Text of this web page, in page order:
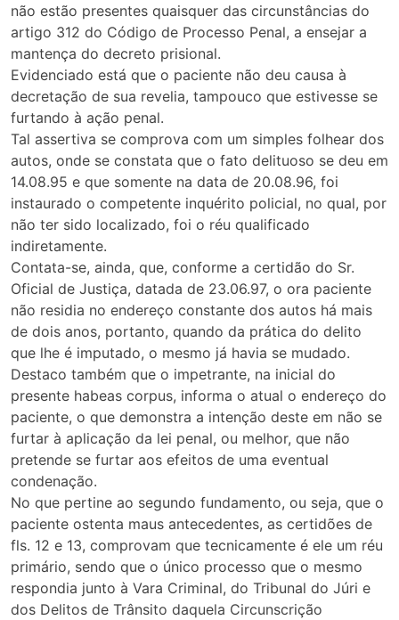
não estão presentes quaisquer das circunstâncias do
artigo 312 do Código de Processo Penal, a ensejar a
mantença do decreto prisional.
Evidenciado está que o paciente não deu causa à
decretação de sua revelia, tampouco que estivesse se
furtando à ação penal.
Tal assertiva se comprova com um simples folhear dos
autos, onde se constata que o fato delituoso se deu em
14.08.95 e que somente na data de 20.08.96, foi
instaurado o competente inquérito policial, no qual, por
não ter sido localizado, foi o réu qualificado
indiretamente.
Contata-se, ainda, que, conforme a certidão do Sr.
Oficial de Justiça, datada de 23.06.97, o ora paciente
não residia no endereço constante dos autos há mais
de dois anos, portanto, quando da prática do delito
que lhe é imputado, o mesmo já havia se mudado.
Destaco também que o impetrante, na inicial do
presente habeas corpus, informa o atual o endereço do
paciente, o que demonstra a intenção deste em não se
furtar à aplicação da lei penal, ou melhor, que não
pretende se furtar aos efeitos de uma eventual
condenação.
No que pertine ao segundo fundamento, ou seja, que o
paciente ostenta maus antecedentes, as certidões de
fls. 12 e 13, comprovam que tecnicamente é ele um réu
primário, sendo que o único processo que o mesmo
respondia junto à Vara Criminal, do Tribunal do Júri e
dos Delitos de Trânsito daquela Circunscrição